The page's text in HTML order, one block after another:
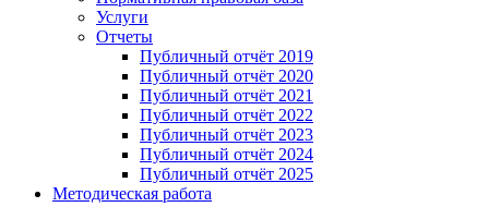
Услуги
Отчеты
Публичный отчёт 2019
Публичный отчёт 2020
Публичный отчёт 2021
Публичный отчёт 2022
Публичный отчёт 2023
Публичный отчёт 2024
Публичный отчёт 2025
Методическая работа